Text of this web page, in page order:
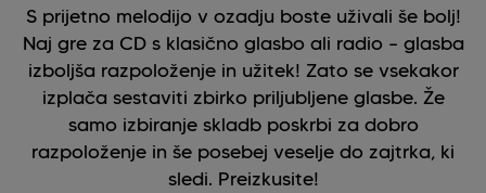
S prijetno melodijo v ozadju boste uživali še bolj!
Naj gre za CD s klasično glasbo ali radio – glasba
izboljša razpoloženje in užitek! Zato se vsekakor
izplača sestaviti zbirko priljubljene glasbe. Že
samo izbiranje skladb poskrbi za dobro
razpoloženje in še posebej veselje do zajtrka, ki
sledi. Preizkusite!